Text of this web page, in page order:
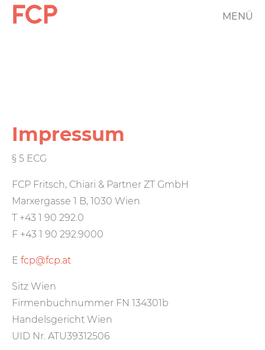
Direkt
zumFCP
MENÜ
Impressum
§ 5 ECG
FCP Fritsch, Chiari & Partner ZT GmbH
Marxergasse 1 B, 1030 Wien
T +43 1 90 292.0
F +43 1 90 292.9000
E fcp@fcp.at
Sitz Wien
Firmenbuchnummer FN 134301b
Handelsgericht Wien
UID Nr. ATU39312506